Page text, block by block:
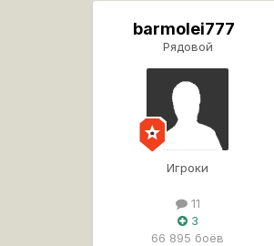
barmolei777
Рядовой
Игроки
11
3
66 895 боёв